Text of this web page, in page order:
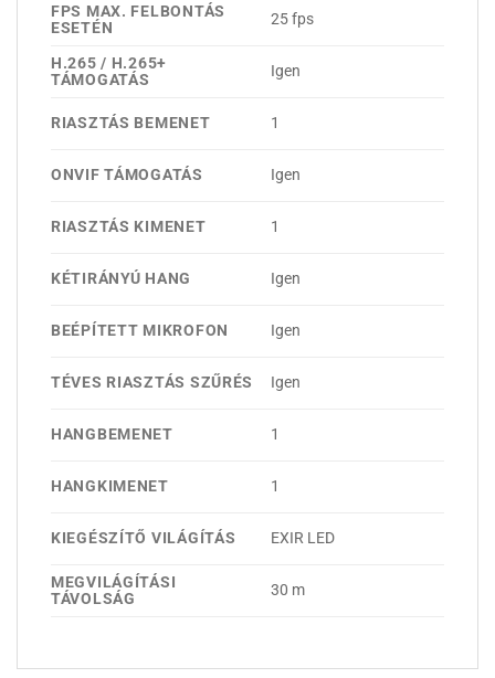
FPS MAX. FELBONTÁS
ESETÉN
25 fps
H.265 / H.265+
TÁMOGATÁS
Igen
RIASZTÁS BEMENET 1
ONVIF TÁMOGATÁS Igen
RIASZTÁS KIMENET 1
KÉTIRÁNYÚ HANG Igen
BEÉPÍTETT MIKROFON Igen
TÉVES RIASZTÁS SZŰRÉS Igen
HANGBEMENET 1
HANGKIMENET 1
KIEGÉSZÍTŐ VILÁGÍTÁS EXIR LED
MEGVILÁGÍTÁSI
TÁVOLSÁG
30 m